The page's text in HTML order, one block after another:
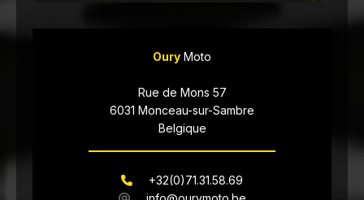
Oury Moto
Rue de Mons 57
6031 Monceau-sur-Sambre
Belgique
+32(0)71.31.58.69